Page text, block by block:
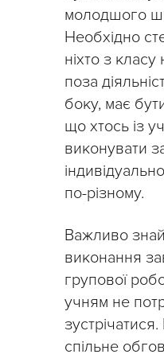
молодшого
Необхідно
ніхто з
поза
боку, має
що хтось із
виконувати
по-різному.
Важливо
виконання
групової
учням не
спільне